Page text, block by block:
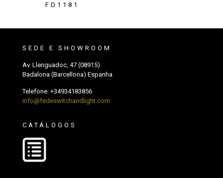
FD1181
SEDE E SHOWROOM
Av. Llenguadoc, 47 (08915)
Badalona (Barcellona) Espanha
Telefone: +34934183856
info@fedeswitchandlight.com
CATÁLOGOS